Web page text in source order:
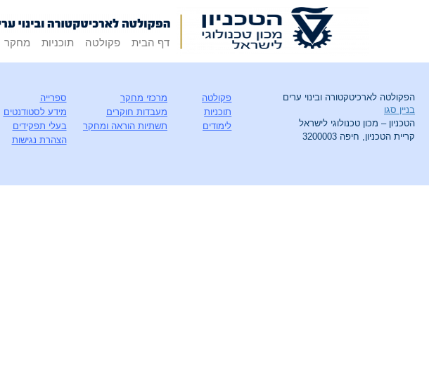
דף הבית פקולטה תוכניות מחקר
הפקולטה לארכיטקטורה ובינוי ערים
בניין סגו
הטכניון – מכון טכנולוגי לישראל
קריית הטכניון, חיפה 3200003
פקולטה
תוכניות
לימודים
מרכזי מחקר
מעבדות חוקרים
תשתיות הוראה ומחקר
ספרייה
מידע לסטודנטים
בעלי תפקידים
הצהרת נגישות